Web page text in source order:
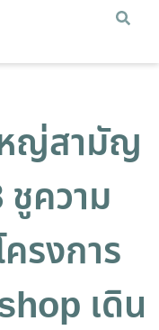
หญ่สามัญ
ชูความ
รงการ
เดิน